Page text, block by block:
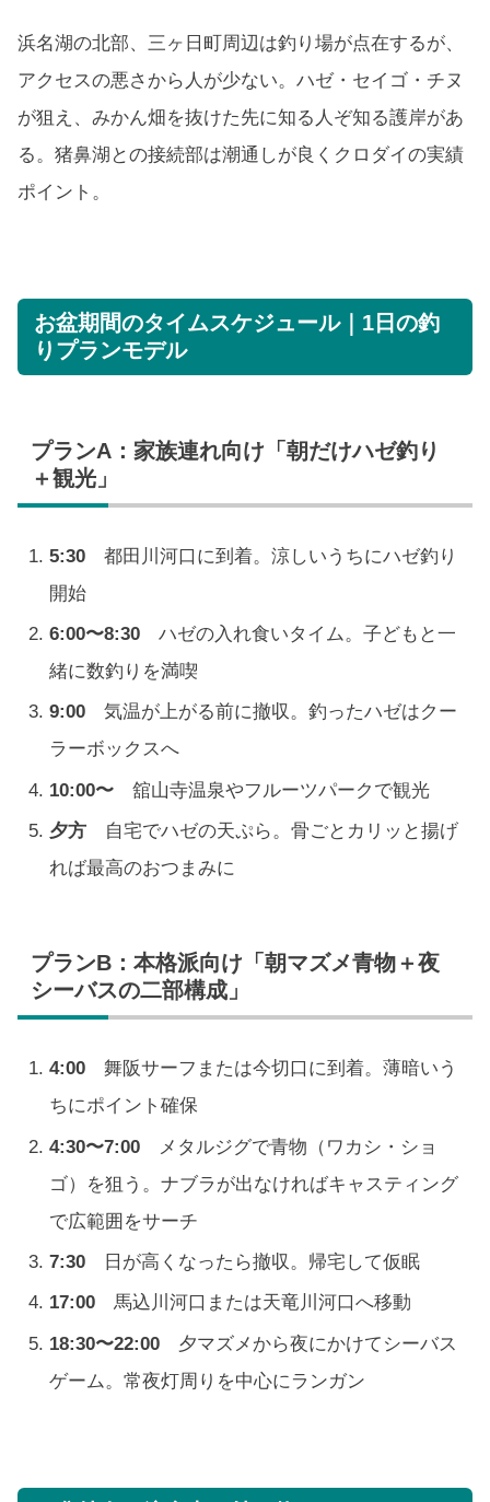
浜名湖の北部、三ヶ日町周辺は釣り場が点在するが、
アクセスの悪さから人が少ない。ハゼ・セイゴ・チヌ
が狙え、みかん畑を抜けた先に知る人ぞ知る護岸があ
る。猪鼻湖との接続部は潮通しが良くクロダイの実績
ポイント。
お盆期間のタイムスケジュール｜1日の釣
りプランモデル
プランA：家族連れ向け「朝だけハゼ釣り
＋観光」
5:30 都田川河口に到着。涼しいうちにハゼ釣り
開始
6:00〜8:30 ハゼの入れ食いタイム。子どもと一
緒に数釣りを満喫
9:00 気温が上がる前に撤収。釣ったハゼはクー
ラーボックスへ
10:00〜 舘山寺温泉やフルーツパークで観光
夕方 自宅でハゼの天ぷら。骨ごとカリッと揚げ
れば最高のおつまみに
プランB：本格派向け「朝マズメ青物＋夜
シーバスの二部構成」
4:00 舞阪サーフまたは今切口に到着。薄暗いう
ちにポイント確保
4:30〜7:00 メタルジグで青物（ワカシ・ショ
ゴ）を狙う。ナブラが出なければキャスティング
で広範囲をサーチ
7:30 日が高くなったら撤収。帰宅して仮眠
17:00 馬込川河口または天竜川河口へ移動
18:30〜22:00 夕マズメから夜にかけてシーバス
ゲーム。常夜灯周りを中心にランガン